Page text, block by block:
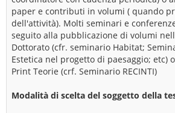
paper e contributi in volumi ( quando
dell'attività). Molti seminari e
seguito alla pubblicazione di volumi
Dottorato (cfr. seminario Habitat;
Estetica nel progetto di paesaggio; etc)
Print Teorie (crf. Seminario RECINTI)
Modalità di scelta del soggetto della